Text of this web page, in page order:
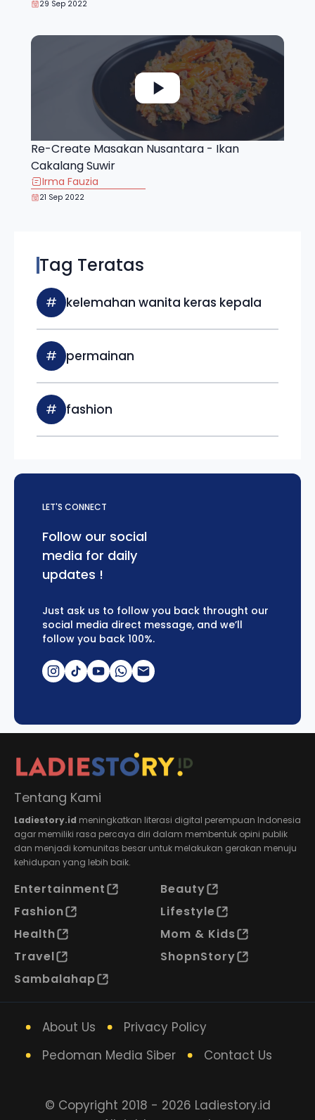
29 Sep 2022
Re-Create Masakan Nusantara - Ikan
Cakalang Suwir
Irma Fauzia
21 Sep 2022
Tag Teratas
# kelemahan wanita keras kepala
# permainan
# fashion
LET'S CONNECT
Follow our social
media for daily
updates !
Just ask us to follow you back throught our
social media direct message, and we’ll
follow you back 100%.
Tentang Kami
Ladiestory.id meningkatkan literasi digital perempuan Indonesia
agar memiliki rasa percaya diri dalam membentuk opini publik
dan menjadi komunitas besar untuk melakukan gerakan menuju
kehidupan yang lebih baik.
Entertainment
Beauty
Fashion
Lifestyle
Health
Mom & Kids
Travel
ShopnStory
Sambalahap
About Us
Privacy Policy
Pedoman Media Siber
Contact Us
© Copyright 2018 - 2026 Ladiestory.id